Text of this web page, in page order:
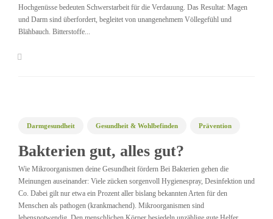
Hochgenüsse bedeuten Schwerstarbeit für die Verdauung. Das Resultat: Magen
und Darm sind überfordert, begleitet von unangenehmem Völlegefühl und
Blähbauch. Bitterstoffe...
Darmgesundheit Gesundheit & Wohlbefinden Prävention
Bakterien gut, alles gut?
Wie Mikroorganismen deine Gesundheit fördern Bei Bakterien gehen die
Meinungen auseinander: Viele zücken sorgenvoll Hygienespray, Desinfektion und
Co. Dabei gilt nur etwa ein Prozent aller bislang bekannten Arten für den
Menschen als pathogen (krankmachend). Mikroorganismen sind